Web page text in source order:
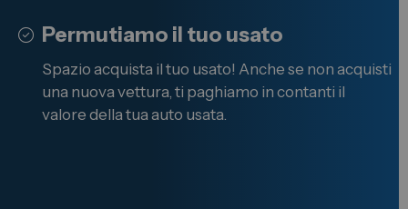
Permutiamo il tuo usato
Spazio acquista il tuo usato! Anche se non acquisti
una nuova vettura, ti paghiamo in contanti il
valore della tua auto usata.